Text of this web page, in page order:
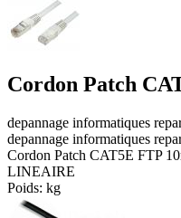
Cordon Patch
depannage informatiques
depannage informatiques
Cordon Patch CAT5E FTP
LINEAIRE
Poids: kg